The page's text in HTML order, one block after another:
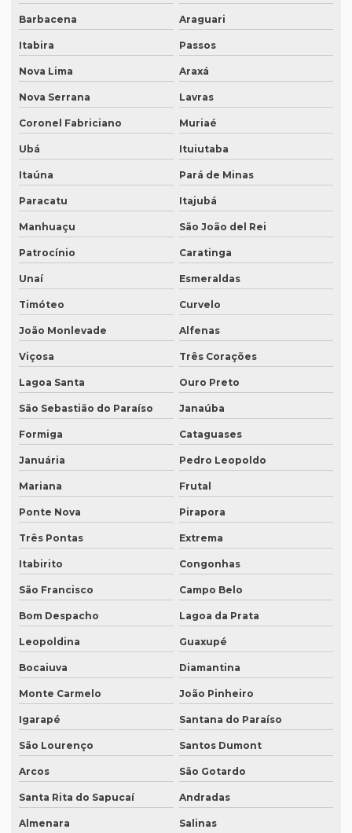
Empresa de tradução juramentada em inglês em campinas
Empresa de tradução juramentada em italiano
Empresa de tradução juramentada em italiano em curitiba
Empresa de tradução juramentada em italiano em fortaleza
Empresa de tradução juramentada rj
Empresa de tradução juramentada sp
Empresa de tradução e legendagem
Empresa de tradução de patentes
Empresa de tradução de patentes em curitiba
Empresa de tradução de patentes em porto alegre
Empresa de tradução profissional
Empresa de tradução em são paulo
Empresa de tradução simultanea
Empresa de tradução simultanea sp
Empresa de tradução simultânea para teams
Empresa de tradução simultânea para teams em campinas
Empresa de tradução simultânea para teams em recife
Empresa de tradução simultânea para zoom
Empresa de tradução simultânea para zoom em curitiba
Empresa de tradução simultânea para zoom em sp
Empresa de tradução de sites em inglês
Empresa de tradução sp
Empresa de tradução técnica
Empresa de tradução técnica em inglês
Empresa de tradução de textos
Empresa tradutora juramentada
Barbacena Araguari
Itabira Passos
Nova Lima Araxá
Nova Serrana Lavras
Coronel Fabriciano Muriaé
Ubá Ituiutaba
Itaúna Pará de Minas
Paracatu Itajubá
Manhuaçu São João del Rei
Patrocínio Caratinga
Unaí Esmeraldas
Timóteo Curvelo
João Monlevade Alfenas
Viçosa Três Corações
Lagoa Santa Ouro Preto
São Sebastião do Paraíso Janaúba
Formiga Cataguases
Januária Pedro Leopoldo
Mariana Frutal
Ponte Nova Pirapora
Três Pontas Extrema
Itabirito Congonhas
São Francisco Campo Belo
Bom Despacho Lagoa da Prata
Leopoldina Guaxupé
Bocaiuva Diamantina
Monte Carmelo João Pinheiro
Igarapé Santana do Paraíso
São Lourenço Santos Dumont
Arcos São Gotardo
Santa Rita do Sapucaí Andradas
Almenara Salinas